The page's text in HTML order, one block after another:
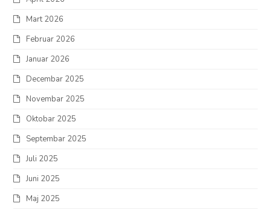
Mart 2026
Februar 2026
Januar 2026
Decembar 2025
Novembar 2025
Oktobar 2025
Septembar 2025
Juli 2025
Juni 2025
Maj 2025